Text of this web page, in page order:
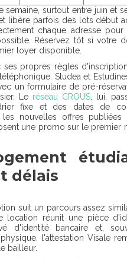
semaine, surtout entre juin et
libère parfois des lots début
chaque adresse pour
Réservez tôt si votre
loyer disponible.
ses propres règles
Studea et
un formulaire de pré-
Le réseau CROUS , lui,
fixe et des dates de
nouvelles offres publiées
une promo sur le premier
délais
suit un parcours assez
location réunit une pièce
d'identité bancaire et,
l'attestation Visale
bailleur.